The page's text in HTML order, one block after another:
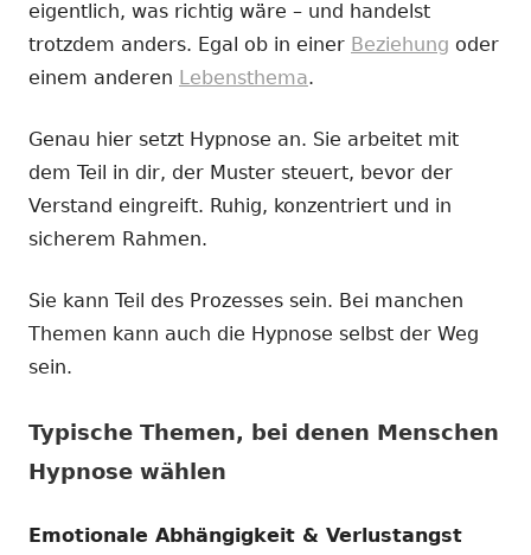
öffnen
eigentlich, was richtig wäre – und handelst
trotzdem anders. Egal ob in einer Beziehung oder
einem anderen Lebensthema.
Genau hier setzt Hypnose an. Sie arbeitet mit
dem Teil in dir, der Muster steuert, bevor der
Verstand eingreift. Ruhig, konzentriert und in
sicherem Rahmen.
Sie kann Teil des Prozesses sein. Bei manchen
Themen kann auch die Hypnose selbst der Weg
sein.
Typische Themen, bei denen Menschen
Hypnose wählen
Emotionale Abhängigkeit & Verlustangst